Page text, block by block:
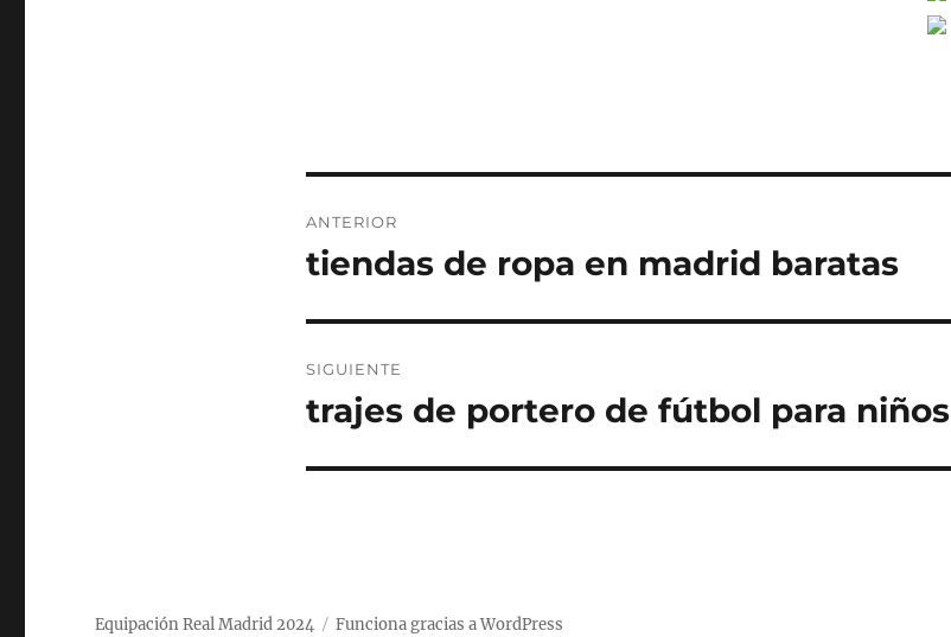
de
ANTERIOR
Entrada
tiendas de ropa en madrid baratas
SIGUIENTE
Entrada
trajes de portero de fútbol para niños
Equipación Real Madrid 2024 Funciona gracias a WordPress